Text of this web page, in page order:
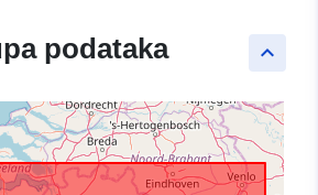
keyboard_arrow_up
podataka